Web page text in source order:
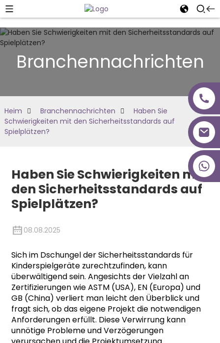
Branchennachrichten
Heim Branchennachrichten
Haben Sie
Schwierigkeiten mit den Sicherheitsstandards auf
Spielplätzen?
Haben Sie Schwierigkeiten mit
den Sicherheitsstandards auf
Spielplätzen?
08.08.2025
Sich im Dschungel der Sicherheitsstandards für
Kinderspielgeräte zurechtzufinden, kann
überwältigend sein. Angesichts der Vielzahl an
Zertifizierungen wie ASTM (USA), EN (Europa) und
GB (China) verliert man leicht den Überblick und
fragt sich, ob das eigene Projekt die notwendigen
Anforderungen erfüllt. Diese Verwirrung kann
unnötige Probleme und Verzögerungen